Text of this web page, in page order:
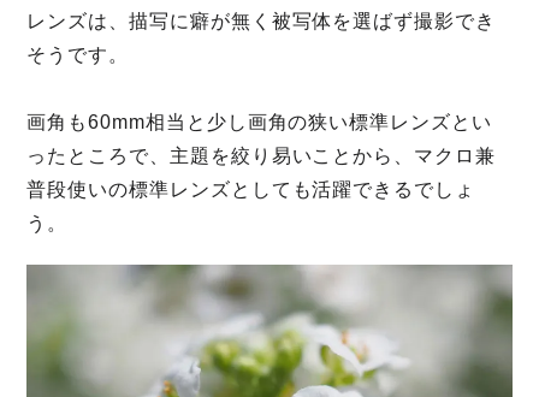
レンズは、描写に癖が無く被写体を選ばず撮影でき
そうです。
画角も60mm相当と少し画角の狭い標準レンズとい
ったところで、主題を絞り易いことから、マクロ兼
普段使いの標準レンズとしても活躍できるでしょ
う。